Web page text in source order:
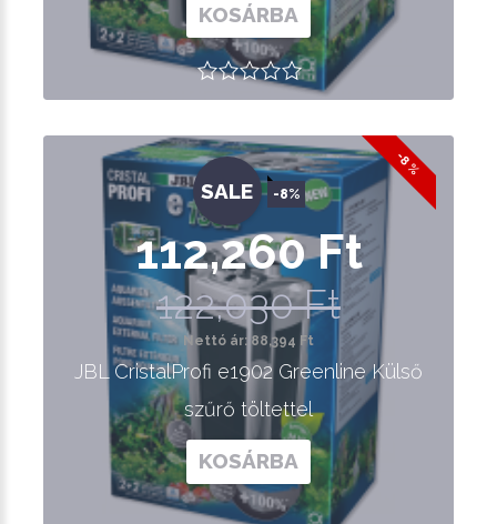
KOSÁRBA
-8 %
SALE -8%
112,260 Ft
122,030 Ft
Nettó ár: 88,394 Ft
JBL CristalProfi e1902 Greenline Külső
szűrő töltettel
KOSÁRBA